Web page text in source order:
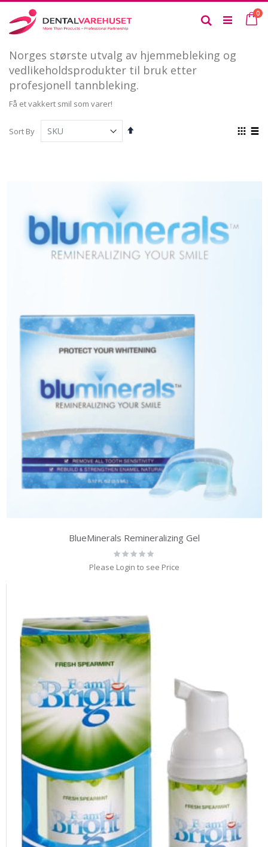
to
Content
0
Search
Norges største utvalg av hjemmebleking og
vedlikeholdsprodukter til bruk etter
profesjonell tannbleking.
Få et vakkert smil som varer!
Sort By
Set
View
BlueMinerals Remineralizing Gel
Rating:
0%
Please Login to see Price